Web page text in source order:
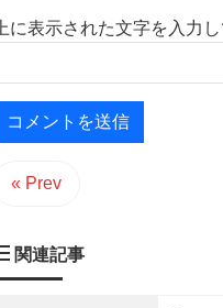
上に表示された文字を入力し
« Prev
関連記事